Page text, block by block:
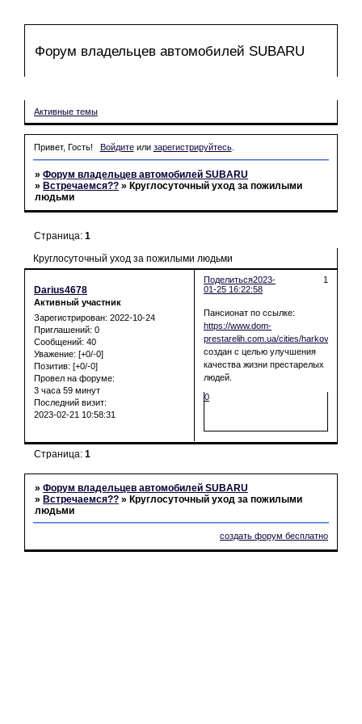
Форум владельцев автомобилей SUBARU
Активные темы
Привет, Гость! Войдитеили зарегистрируйтесь.
»Форум владельцев автомобилей SUBARU
»Встречаемся?? »Круглосуточный уход за пожилыми
людьми
Круглосуточный уход за пожилыми людьми
Страница:1
Поделиться 1
2023-
01-25 16:22:58
Darius4678
Активный участник
Зарегистрирован: 2022-10-24
Приглашений: 0
Сообщений: 40
Уважение: [+0/-0]
Позитив: [+0/-0]
Провел на форуме:
3 часа 59 минут
Последний визит:
2023-02-21 10:58:31
Пансионат по ссылке:
https://www.dom-
prestarelih.com.ua/cities/harkov/
создан с целью улучшения
качества жизни престарелых
людей.
0
Страница:1
»Форум владельцев автомобилей SUBARU
»Встречаемся?? »Круглосуточный уход за пожилыми
людьми
создать форум бесплатно